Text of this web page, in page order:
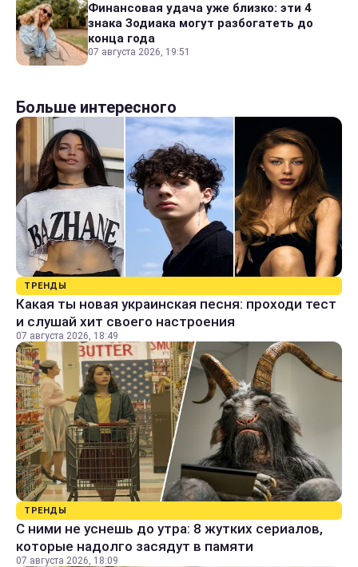
Финансовая удача уже близко: эти 4
знака Зодиака могут разбогатеть до
конца года
07 августа 2026, 19:51
Больше интересного
ТРЕНДЫ
Какая ты новая украинская песня: проходи тест
и слушай хит своего настроения
07 августа 2026, 18:49
ТРЕНДЫ
С ними не уснешь до утра: 8 жутких сериалов,
которые надолго засядут в памяти
07 августа 2026, 18:09